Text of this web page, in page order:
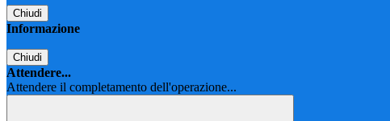
Chiudi
Informazione
Chiudi
Attendere...
Attendere il completamento dell'operazione...